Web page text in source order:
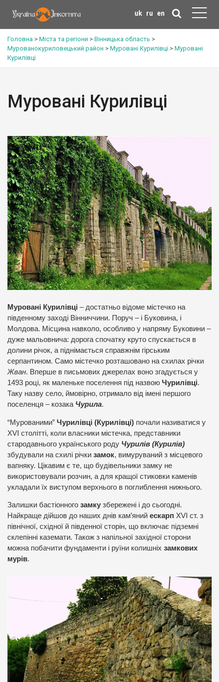
uk ru en
Головна > Міста та регіони > Вінницька область >
Мурованокуриловецький район > Муровані Курилівці > Муровані
Курилівці
Муровані Курилівці
Муровані Курилівці – достатньо відоме містечко на
південному заході Вінниччини. Поруч – і Буковина, і
Молдова. Місцина навколо, особливо у напряму Буковини –
дуже мальовнича: дорога спочатку круто спускається в
долини річок, а піднімається справжнім гірським
серпантином. Само містечко розташовано на схилах річки
Жван. Вперше в письмових джерелах воно згадується у
1493 році, як маленьке поселення під назвою Чурилівці.
Таку назву село, ймовірно, отримало від імені першого
поселенця – козака Чурила.
“Мурованими” Чурилівці (Курилівці) почали називатися у
XVI столітті, коли власники містечка, представники
стародавнього українського роду Чурилів (Курилів)
збудували на схилі річки замок, вимуруваний з місцевого
вапняку. Цікавим є те, що будівельники замку не
використовували розчин, а для кращої стиковки каменів
укладали їх виступом верхнього в поглиблення нижнього.
Залишки бастіонного замку збережені і до сьогодні.
Найкраще дійшов до наших днів кам’яний ескарп XVI ст. з
північної, східної й південної сторін, що включає підземні
склепінні каземати. Також з напільної західної сторони
можна побачити фундаменти і руїни колишніх замкових
мурів.